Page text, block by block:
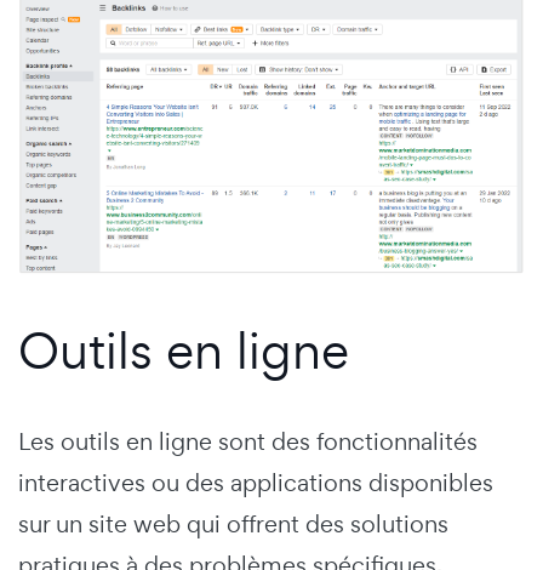
Outils en ligne
Les outils en ligne sont des fonctionnalités
interactives ou des applications disponibles
sur un site web qui offrent des solutions